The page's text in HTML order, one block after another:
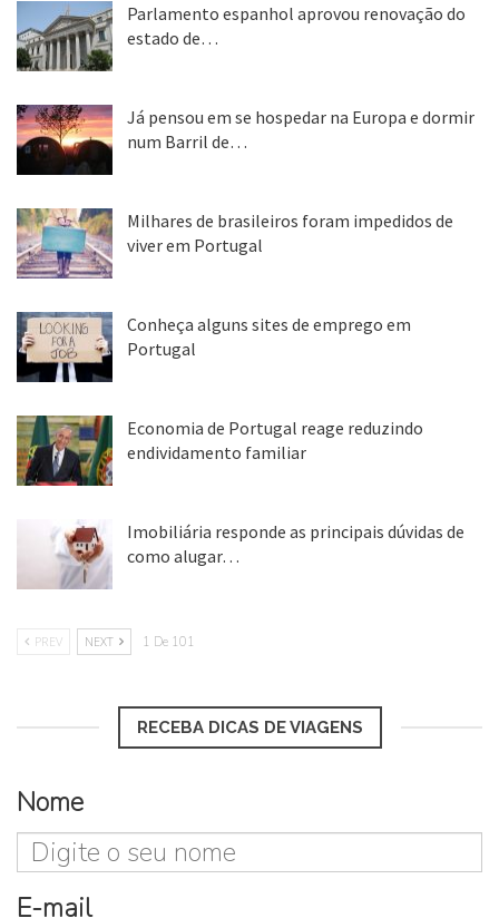
Parlamento espanhol aprovou renovação do
estado de…
Já pensou em se hospedar na Europa e dormir
num Barril de…
Milhares de brasileiros foram impedidos de
viver em Portugal
Conheça alguns sites de emprego em
Portugal
Economia de Portugal reage reduzindo
endividamento familiar
Imobiliária responde as principais dúvidas de
como alugar…
PREV NEXT 1 De 101
RECEBA DICAS DE VIAGENS
Nome
E-mail